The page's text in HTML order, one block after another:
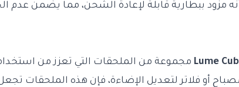
مزود ببطارية قابلة لإعادة الشحن، مما يضمن عدم
Lume مجموعة من الملحقات التي تعزز من
أو فلاتر لتعديل الإضاءة، فإن هذه الملحقات